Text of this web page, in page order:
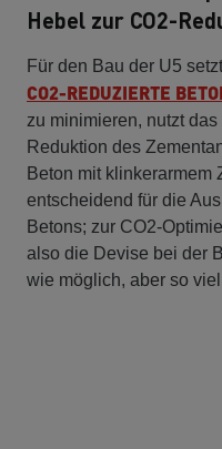
Hebel zur CO2-
Für den Bau der U5
CO2-REDUZIERTE
zu minimieren, nutzt
Reduktion des
Beton mit klinkerarmem
entscheidend für die
Betons; zur CO2-
also die Devise bei der
wie möglich, aber so